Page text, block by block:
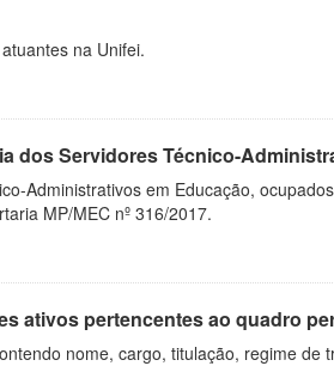
na Unifei.
dos Servidores Técnico-
Administrativos em Educação,
MP/MEC nº 316/2017.
ativos pertencentes ao quadro
nome, cargo, titulação, regime de